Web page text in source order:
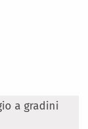
a gradini